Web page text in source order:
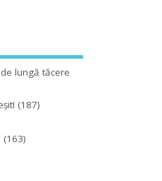
lungă tăcere
(187)
(163)